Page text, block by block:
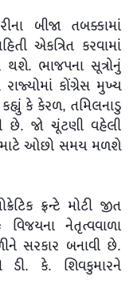
બીજા તબક્કામાં
એકત્રિત કરવામાં
ભાજપના સૂત્રોનું
કોંગ્રેસ મુખ્ય
કે કેરળ, તમિલનાડુ
છે. જો ચૂંટણી વહેલી
માટે ઓછો સમય મળશે
ફ્રન્ટે મોટી જીત
નેતૃત્વવાળા
સરકાર બનાવી છે.
ડી. કે. શિવકુમારને